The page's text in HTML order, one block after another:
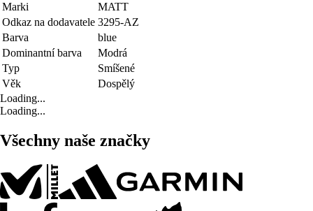
Marki
MATT
Odkaz na dodavatele 3295-AZ
Barva
blue
Dominantní barva
Modrá
Typ
Smíšené
Věk
Dospělý
Loading...
Loading...
Všechny naše značky